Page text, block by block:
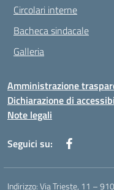
Circolari interne
Bacheca sindacale
Galleria
Amministrazione
Dichiarazione di
Note legali
Seguici su:
Indirizzo:Via Trieste, 11 –